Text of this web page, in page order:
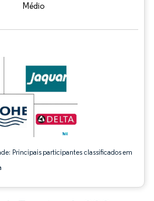
Médio
Principais participantes classificados em
O reuso requer atribuição conforme CC BY 4.0.